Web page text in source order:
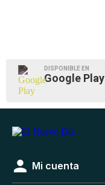
DISPONIBLE EN
Google Play
Mi cuenta